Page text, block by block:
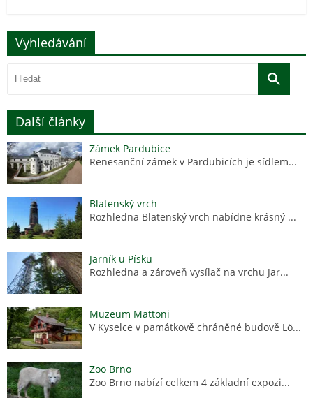
Vyhledávání
Další články
Zámek Pardubice
Renesanční zámek v Pardubicích je sídlem...
Blatenský vrch
Rozhledna Blatenský vrch nabídne krásný ...
Jarník u Písku
Rozhledna a zároveň vysílač na vrchu Jar...
Muzeum Mattoni
V Kyselce v památkově chráněné budově Lö...
Zoo Brno
Zoo Brno nabízí celkem 4 základní expozi...